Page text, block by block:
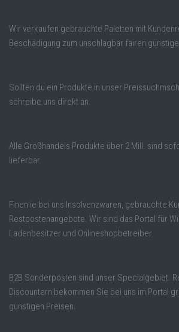
Wir verkaufen gebrauchte Paletten mit
Beschädigung zum unschlagbar fairen
Sollten du ein Produkte in unser
schreibe uns direkt an.
Alle Großhandels Produkte über 2 Mill. sind
lieferbar.
Finen ie bei uns Insolvenzwaren, gebrauchte
Restpostenangebote. Wir sind das Portal für
Ladenbesitzer und Onlineshopbetreiber.
B2B Sonderposten sind unser Specialgebiet.
Discountern bekommen Sie bei uns im Portal
günstigen Preisen.